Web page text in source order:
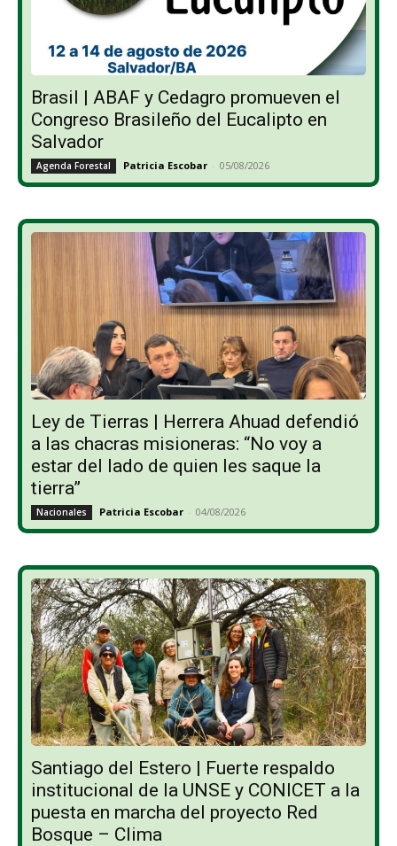
Brasil | ABAF y Cedagro promueven el
Congreso Brasileño del Eucalipto en
Salvador
Agenda Forestal Patricia Escobar - 05/08/2026
Ley de Tierras | Herrera Ahuad defendió
a las chacras misioneras: “No voy a
estar del lado de quien les saque la
tierra”
Nacionales Patricia Escobar - 04/08/2026
Santiago del Estero | Fuerte respaldo
institucional de la UNSE y CONICET a la
puesta en marcha del proyecto Red
Bosque – Clima